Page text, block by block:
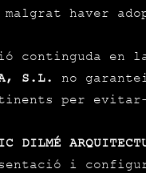
haver
continguda
S.L.
no
per
DILMÉ
i